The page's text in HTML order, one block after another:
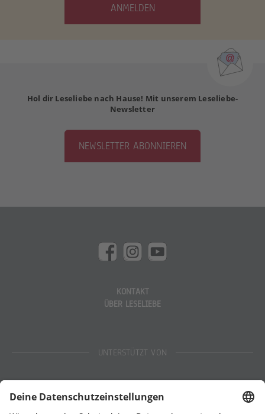
ANMELDEN
Hol dir Leseliebe nach Hause! Mit unserem Leseliebe-
Newsletter
NEWSLETTER ABONNIEREN
KONTAKT
ÜBER LESELIEBE
UNTERSTÜTZT VON